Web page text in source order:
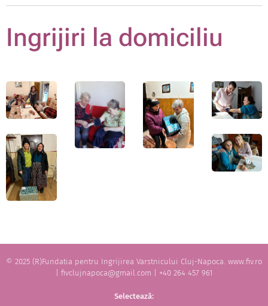
Ingrijiri la domiciliu
© 2025 (R)Fundatia pentru Ingrijirea Varstnicului Cluj-Napoca. www.fiv.ro
| fivclujnapoca@gmail.com | +40 264 457 961
Selectează